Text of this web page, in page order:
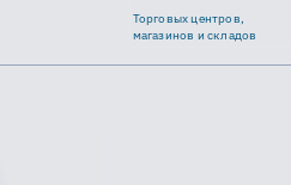
Торговых центров,
магазинов и складов